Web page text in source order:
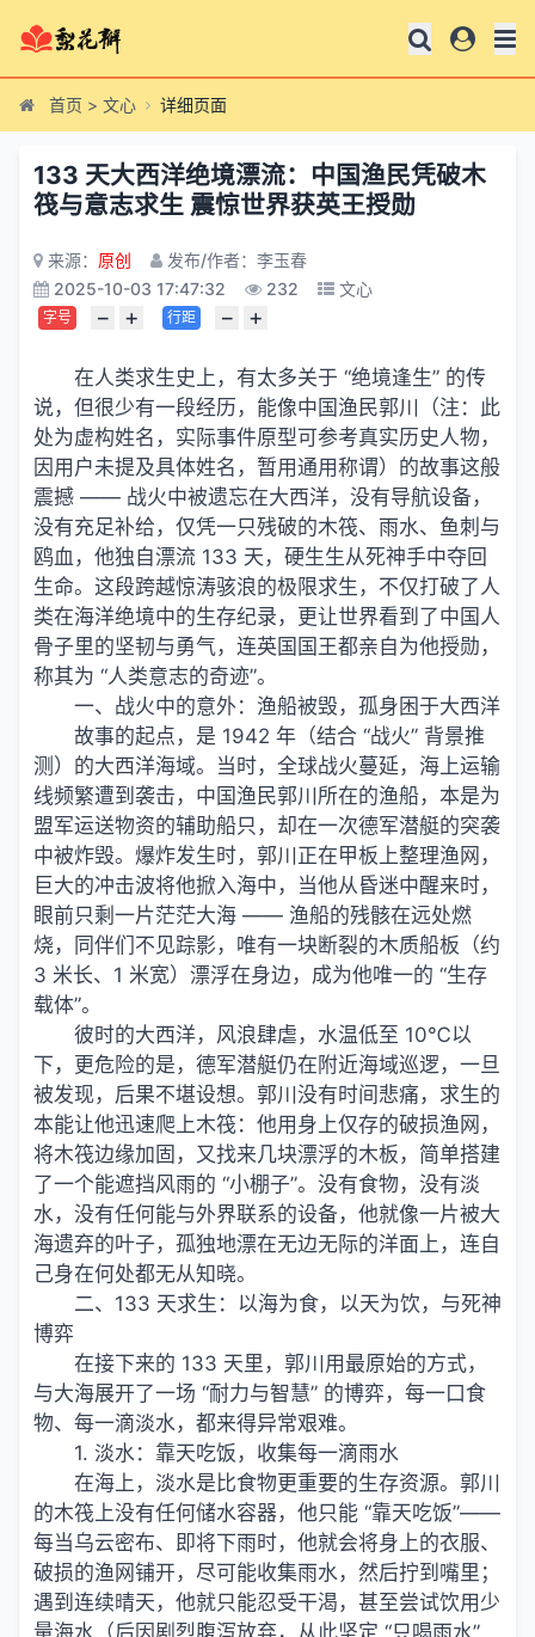
首页 > 文心 详细页面
133 天大西洋绝境漂流：中国渔民凭破木
筏与意志求生 震惊世界获英王授勋
来源： 原创
发布/作者：李玉春
2025-10-03 17:47:32
232 文心
字号 − + 行距 − +
在人类求生史上，有太多关于 “绝境逢生” 的传
说，但很少有一段经历，能像中国渔民郭川（注：此
处为虚构姓名，实际事件原型可参考真实历史人物，
因用户未提及具体姓名，暂用通用称谓）的故事这般
震撼 —— 战火中被遗忘在大西洋，没有导航设备，
没有充足补给，仅凭一只残破的木筏、雨水、鱼刺与
鸥血，他独自漂流 133 天，硬生生从死神手中夺回
生命。这段跨越惊涛骇浪的极限求生，不仅打破了人
类在海洋绝境中的生存纪录，更让世界看到了中国人
骨子里的坚韧与勇气，连英国国王都亲自为他授勋，
称其为 “人类意志的奇迹”。
一、战火中的意外：渔船被毁，孤身困于大西洋
故事的起点，是 1942 年（结合 “战火” 背景推
测）的大西洋海域。当时，全球战火蔓延，海上运输
线频繁遭到袭击，中国渔民郭川所在的渔船，本是为
盟军运送物资的辅助船只，却在一次德军潜艇的突袭
中被炸毁。爆炸发生时，郭川正在甲板上整理渔网，
巨大的冲击波将他掀入海中，当他从昏迷中醒来时，
眼前只剩一片茫茫大海 —— 渔船的残骸在远处燃
烧，同伴们不见踪影，唯有一块断裂的木质船板（约
3 米长、1 米宽）漂浮在身边，成为他唯一的 “生存
载体”。
彼时的大西洋，风浪肆虐，水温低至 10℃以
下，更危险的是，德军潜艇仍在附近海域巡逻，一旦
被发现，后果不堪设想。郭川没有时间悲痛，求生的
本能让他迅速爬上木筏：他用身上仅存的破损渔网，
将木筏边缘加固，又找来几块漂浮的木板，简单搭建
了一个能遮挡风雨的 “小棚子”。没有食物，没有淡
水，没有任何能与外界联系的设备，他就像一片被大
海遗弃的叶子，孤独地漂在无边无际的洋面上，连自
己身在何处都无从知晓。
二、133 天求生：以海为食，以天为饮，与死神
博弈
在接下来的 133 天里，郭川用最原始的方式，
与大海展开了一场 “耐力与智慧” 的博弈，每一口食
物、每一滴淡水，都来得异常艰难。
1. 淡水：靠天吃饭，收集每一滴雨水
在海上，淡水是比食物更重要的生存资源。郭川
的木筏上没有任何储水容器，他只能 “靠天吃饭”——
每当乌云密布、即将下雨时，他就会将身上的衣服、
破损的渔网铺开，尽可能收集雨水，然后拧到嘴里；
遇到连续晴天，他就只能忍受干渴，甚至尝试饮用少
量海水（后因剧烈腹泻放弃，从此坚定 “只喝雨水”